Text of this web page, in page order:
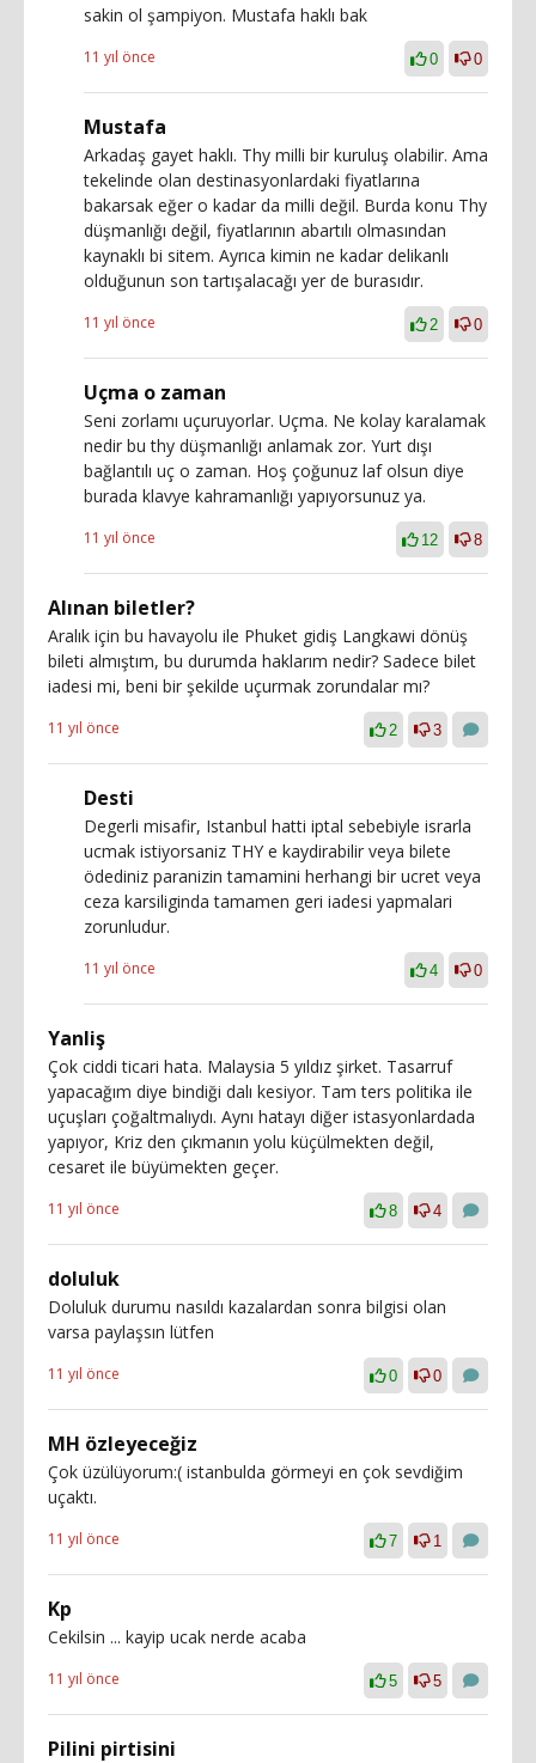
sakin ol şampiyon. Mustafa haklı bak
11 yıl önce 0 0
Mustafa
Arkadaş gayet haklı. Thy milli bir kuruluş olabilir. Ama
tekelinde olan destinasyonlardaki fiyatlarına
bakarsak eğer o kadar da milli değil. Burda konu Thy
düşmanlığı değil, fiyatlarının abartılı olmasından
kaynaklı bi sitem. Ayrıca kimin ne kadar delikanlı
olduğunun son tartışalacağı yer de burasıdır.
11 yıl önce 2 0
Uçma o zaman
Seni zorlamı uçuruyorlar. Uçma. Ne kolay karalamak
nedir bu thy düşmanlığı anlamak zor. Yurt dışı
bağlantılı uç o zaman. Hoş çoğunuz laf olsun diye
burada klavye kahramanlığı yapıyorsunuz ya.
11 yıl önce 12 8
Alınan biletler?
Aralık için bu havayolu ile Phuket gidiş Langkawi dönüş
bileti almıştım, bu durumda haklarım nedir? Sadece bilet
iadesi mi, beni bir şekilde uçurmak zorundalar mı?
11 yıl önce 2 3
Desti
Degerli misafir, Istanbul hatti iptal sebebiyle israrla
ucmak istiyorsaniz THY e kaydirabilir veya bilete
ödediniz paranizin tamamini herhangi bir ucret veya
ceza karsiliginda tamamen geri iadesi yapmalari
zorunludur.
11 yıl önce 4 0
Yanliş
Çok ciddi ticari hata. Malaysia 5 yıldız şirket. Tasarruf
yapacağım diye bindiği dalı kesiyor. Tam ters politika ile
uçuşları çoğaltmalıydı. Aynı hatayı diğer istasyonlardada
yapıyor, Kriz den çıkmanın yolu küçülmekten değil,
cesaret ile büyümekten geçer.
11 yıl önce 8 4
doluluk
Doluluk durumu nasıldı kazalardan sonra bilgisi olan
varsa paylaşsın lütfen
11 yıl önce 0 0
MH özleyeceğiz
Çok üzülüyorum:( istanbulda görmeyi en çok sevdiğim
uçaktı.
11 yıl önce 7 1
Kp
Cekilsin ... kayip ucak nerde acaba
11 yıl önce 5 5
Pilini pirtisini